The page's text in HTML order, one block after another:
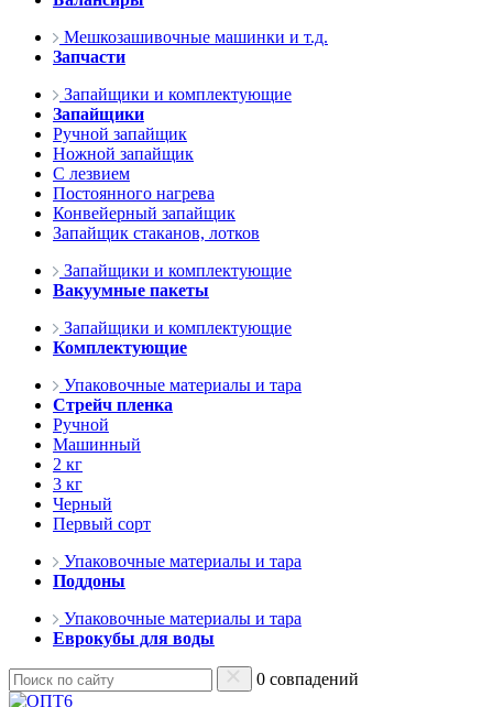
Мешкозашивочные машинки и т.д.
Запчасти
Запайщики и комплектующие
Запайщики
Ручной запайщик
Ножной запайщик
С лезвием
Постоянного нагрева
Конвейерный запайщик
Запайщик стаканов, лотков
Запайщики и комплектующие
Вакуумные пакеты
Запайщики и комплектующие
Комплектующие
Упаковочные материалы и тара
Стрейч пленка
Ручной
Машинный
2 кг
3 кг
Черный
Первый сорт
Упаковочные материалы и тара
Поддоны
Упаковочные материалы и тара
Еврокубы для воды
0 совпадений